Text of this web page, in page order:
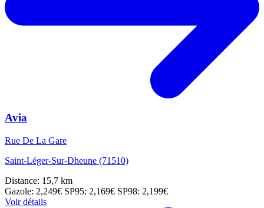
Avia
Rue De La Gare
Saint-Léger-Sur-Dheune (71510)
Distance: 15,7 km
Gazole: 2,249€ SP95: 2,169€ SP98: 2,199€
Voir détails